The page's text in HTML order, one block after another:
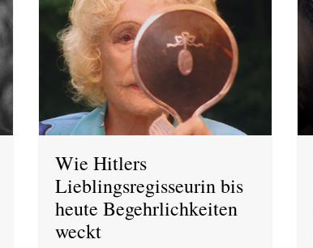
Wie Hitlers
Lieblingsregisseurin bis
heute Begehrlichkeiten
weckt